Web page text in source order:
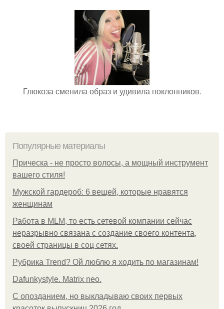
Глюкоза сменила образ и удивила поклонников.
Популярные материалы
Прическа - не просто волосы, а мощный инструмент
вашего стиля!
Мужской гардероб: 6 вещей, которые нравятся
женщинам
Работа в MLM, то есть сетевой компании сейчас
неразрывно связана с создание своего контента,
своей страницы в соц сетях.
Рубрика Trend? Ой люблю я ходить по магазинам!
Dafunkystyle. Matrix neo.
С опозданием, но выкладываю своих первых